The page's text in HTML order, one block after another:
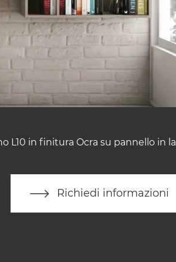
L10 in finitura Ocra su pannello in
Richiedi informazioni